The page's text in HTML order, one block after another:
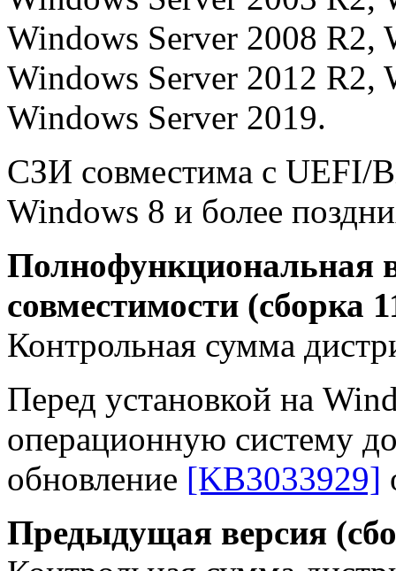
Windows Server 2008 R2,
Windows Server 2012 R2,
Windows Server 2019.
СЗИ совместима с UEFI/
Windows 8 и более
Полнофункциональная
совместимости (сборка
Контрольная сумма
Перед установкой на
операционную систему
обновление [KB3033929]
Предыдущая версия